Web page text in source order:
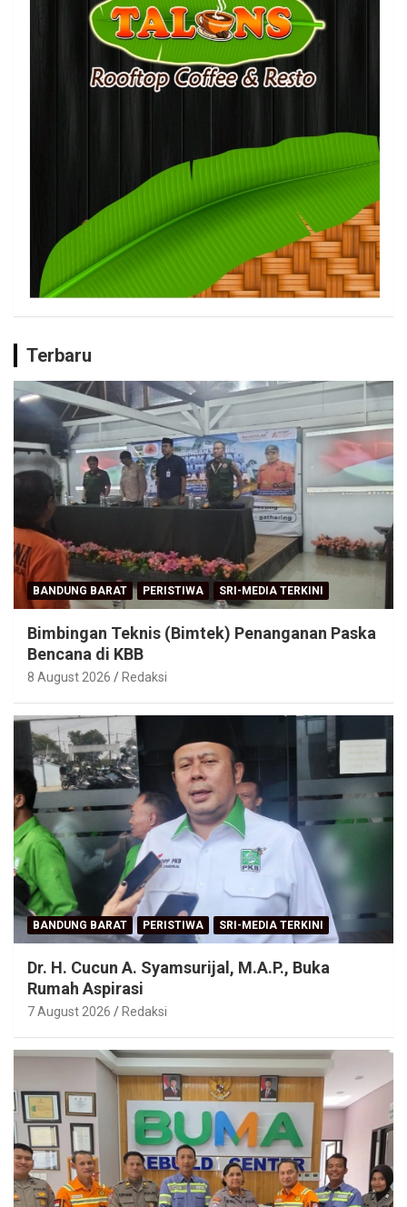
Terbaru
BANDUNG BARAT PERISTIWA SRI-MEDIA TERKINI
Bimbingan Teknis (Bimtek) Penanganan Paska
Bencana di KBB
8 August 2026 Redaksi
BANDUNG BARAT PERISTIWA SRI-MEDIA TERKINI
Dr. H. Cucun A. Syamsurijal, M.A.P., Buka
Rumah Aspirasi
7 August 2026 Redaksi